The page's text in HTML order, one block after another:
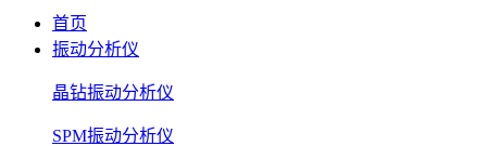
首页
振动分析仪
晶钻振动分析仪
SPM振动分析仪